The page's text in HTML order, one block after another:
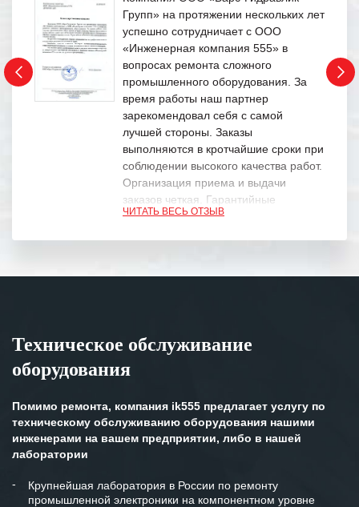
Групп» на протяжении нескольких лет
успешно сотрудничает с ООО
«Инженерная компания 555» в
вопросах ремонта сложного
промышленного оборудования. За
время работы наш партнер
зарекомендовал себя с самой
лучшей стороны. Заказы
выполняются в кротчайшие сроки при
соблюдении высокого качества работ.
Организация приема и выдачи
заказов четкая. Гарантийные
обязательства выполняются в
Особенно хочется отметить высокую
клиентоориентированность
готовность помочь в самых сложных
Мы высоко ценим сложившиеся
и доверительные партнерские
отношения и искренне желаем
ЧИТАТЬ ВЕСЬ ОТЗЫВ
Техническое обслуживание
оборудования
Помимо ремонта, компания ik555 предлагает услугу по
техническому обслуживанию оборудования нашими
инженерами на вашем предприятии, либо в нашей
лаборатории
Крупнейшая лаборатория в России по ремонту
промышленной электроники на компонентном уровне